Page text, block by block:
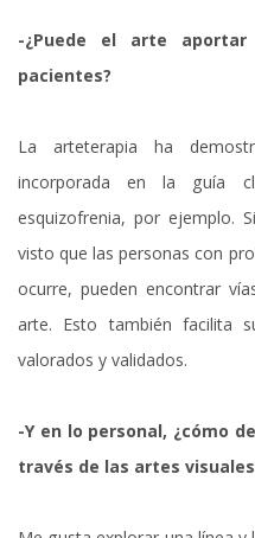
-¿Puede el arte
pacientes?
La arteterapia ha
incorporada en la guía
esquizofrenia, por ejemplo.
visto que las personas con
ocurre, pueden encontrar
arte. Esto también facilita
valorados y validados.
-Y en lo personal, ¿cómo
través de las artes